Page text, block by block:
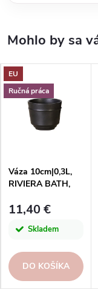
EU
Ručná práca
Váza 10cm|0,3L,
RIVIERA BATH,
noir|Costa Nova
11,40 €
Skladem
DO KOŠÍKA